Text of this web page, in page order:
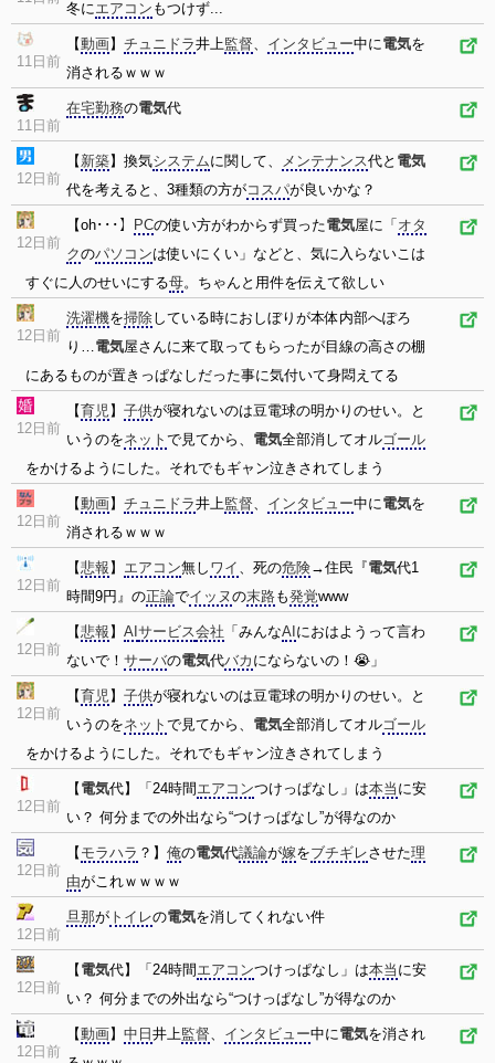
冬にエアコン もつけず...
11日前
【動画】 チュニドラ井上監督、 インタビュー中に電気を
消されるｗｗｗ
11日前
在宅勤務の電気代
12日前
【 新築】換気システムに関して、 メンテナンス代と 電気
代を考えると、3種類の方がコスパが良いかな？
12日前
【oh･･･】 PCの使い方がわからず買った電気屋に「 オタ
クのパソコンは使いにくい」などと、気に入らないこは
すぐに人のせいにする母。ちゃんと用件を伝えて欲しい
12日前
洗濯機を掃除している時におしぼりが本体内部へぽろ
り…電気屋さんに来て取ってもらったが目線の高さの棚
にあるものが置きっぱなしだった事に気付いて身悶えてる
12日前
【育児】 子供が寝れないのは豆電球の明かりのせい。と
いうのをネット で見てから、 電気全部消してオルゴール
をかけるようにした。それでもギャン泣きされてしまう
12日前
【動画】 チュニドラ井上監督、 インタビュー中に電気を
消されるｗｗｗ
12日前
【悲報 】 エアコン無し ワイ 、死の危険→住民『電気代1
時間9円』の正論でイッヌの末路も発覚www
12日前
【悲報 】 AI サービス会社 「みんなAI におはようって言わ
ないで！ サーバの電気代バカ にならないの！😭」
12日前
【育児】 子供が寝れないのは豆電球の明かりのせい。と
いうのをネット で見てから、 電気全部消してオルゴール
をかけるようにした。それでもギャン泣きされてしまう
12日前
【 電気代】「24時間 エアコンつけっぱなし」は本当 に安
い？ 何分までの外出なら“つけっぱなし”が得なのか
12日前
【 モラハラ ？】 俺の電気代議論が嫁をブチギレさせた理
由がこれｗｗｗｗ
12日前
旦那が トイレの電気を消してくれない件
12日前
【 電気代】「24時間 エアコンつけっぱなし」は本当 に安
い？ 何分までの外出なら“つけっぱなし”が得なのか
12日前
【動画】 中日 井上監督、 インタビュー中に電気を消され